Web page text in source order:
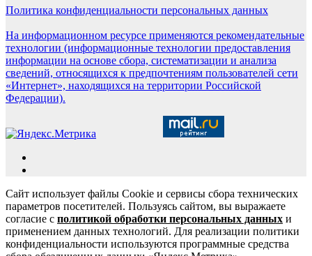
Политика конфиденциальности персональных данных
На информационном ресурсе применяются рекомендательные
технологии (информационные технологии предоставления
информации на основе сбора, систематизации и анализа
сведений, относящихся к предпочтениям пользователей сети
«Интернет», находящихся на территории Российской
Федерации).
Сайт использует файлы Cookie и сервисы сбора технических
параметров посетителей. Пользуясь сайтом, вы выражаете
согласие с политикой обработки персональных данных и
применением данных технологий. Для реализации политики
конфиденциальности используются программные средства